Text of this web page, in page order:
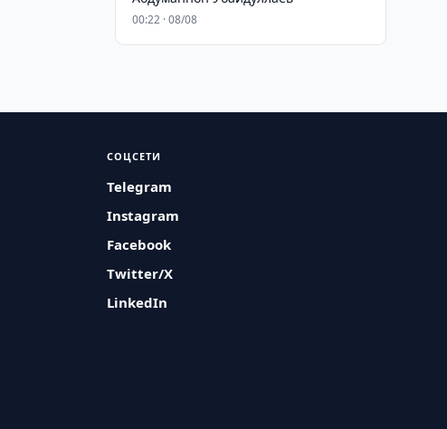
00:22 · 08/08
СОЦСЕТИ
Telegram
Instagram
Facebook
Twitter/X
LinkedIn